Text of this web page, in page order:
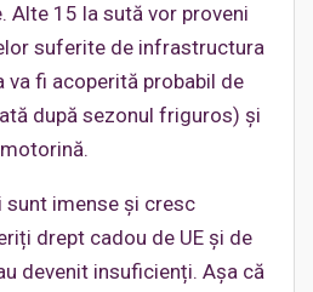
Alte 15 la sută vor proveni
suferite de infrastructura
va fi acoperită probabil de
după sezonul friguros) și
sunt imense și cresc
drept cadou de UE și de
devenit insuficienți. Așa că